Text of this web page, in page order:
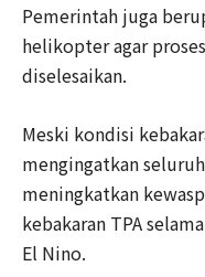
Pemerintah juga
helikopter agar
diselesaikan.
Meski kondisi
mengingatkan
meningkatkan
kebakaran TPA
El Nino.